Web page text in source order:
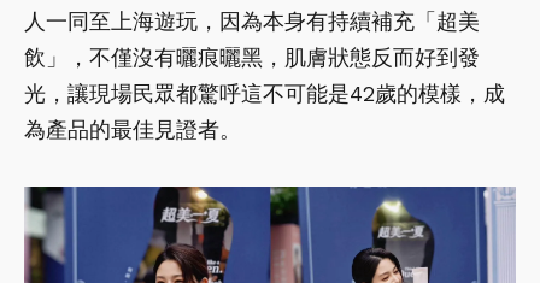
人一同至上海遊玩，因為本身有持續補充「超美
飲」，不僅沒有曬痕曬黑，肌膚狀態反而好到發
光，讓現場民眾都驚呼這不可能是42歲的模樣，成
為產品的最佳見證者。